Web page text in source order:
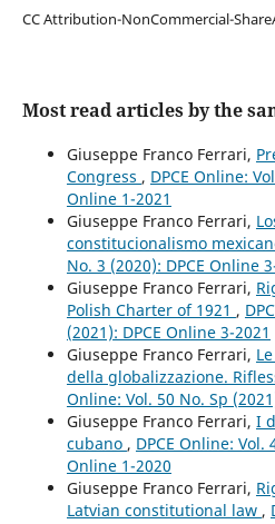
CC Attribution-NonCommercial-
Most read articles by the
Giuseppe Franco Ferrari,
Congress , DPCE Online:
Online 1-2021
Giuseppe Franco Ferrari,
constitucionalismo
No. 3 (2020): DPCE Online
Giuseppe Franco Ferrari,
Polish Charter of 1921 ,
(2021): DPCE Online 3-2021
Giuseppe Franco Ferrari,
della globalizzazione.
Online: Vol. 50 No. Sp
Giuseppe Franco Ferrari, I
cubano , DPCE Online: Vol.
Online 1-2020
Giuseppe Franco Ferrari,
Latvian constitutional law ,